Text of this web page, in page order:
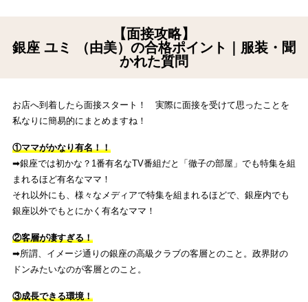
【面接攻略】
銀座 ユミ （由美）の合格ポイント｜服装・聞
かれた質問
お店へ到着したら面接スタート！ 実際に面接を受けて思ったことを
私なりに簡易的にまとめますね！
①ママがかなり有名！！
➡︎銀座では初かな？1番有名なTV番組だと「徹子の部屋」でも特集を組
まれるほど有名なママ！
それ以外にも、様々なメディアで特集を組まれるほどで、銀座内でも
銀座以外でもとにかく有名なママ！
②客層が凄すぎる！
➡︎所謂、イメージ通りの銀座の高級クラブの客層とのこと。政界財の
ドンみたいなのが客層とのこと。
③成長できる環境！